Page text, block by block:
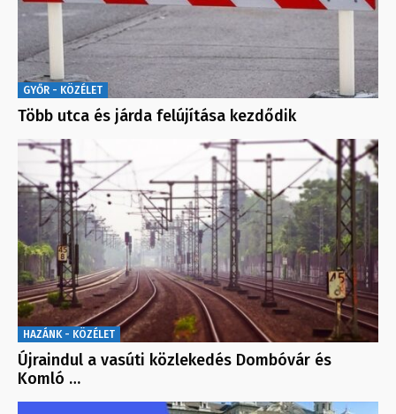
GYŐR - KÖZÉLET
Több utca és járda felújítása kezdődik
HAZÁNK - KÖZÉLET
Újraindul a vasúti közlekedés Dombóvár és
Komló …